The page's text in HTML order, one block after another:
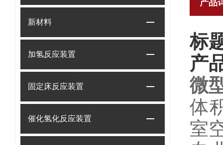
新材料
加氢反应装置
固定床反应装置
催化氢化反应装置
产品
标
产
微
体
室